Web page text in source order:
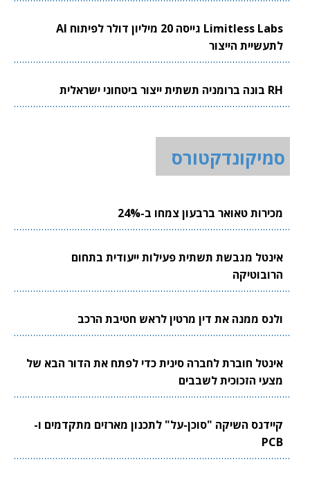
Limitless Labs גייסה 20 מיליון דולר לפיתוח AI
לתעשיית הייצור
RH בונה ברומניה תשתית ייצור ביטחוני ישראלית
סמיקונדקטורס
מכירות טאואר ברבעון צמחו ב-24%
אינטל מגבשת תשתית פעילות ייעודית בתחום
הרובוטיקה
ולנס ממנה את דין מרטין לראש חטיבת הרכב
אינטל חוברת לחברה סינית כדי לפתח את הדור הבא של
מצעי הזכוכית לשבבים
קיידנס השיקה "סוכן-על" לתכנון מארזים מתקדמים ו-
PCB